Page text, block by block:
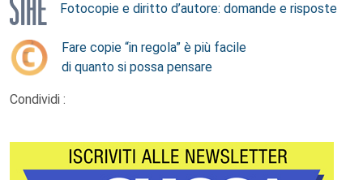
Fotocopie e diritto d’autore: domande e risposte
Fare copie “in regola” è più facile
di quanto si possa pensare
Condividi :